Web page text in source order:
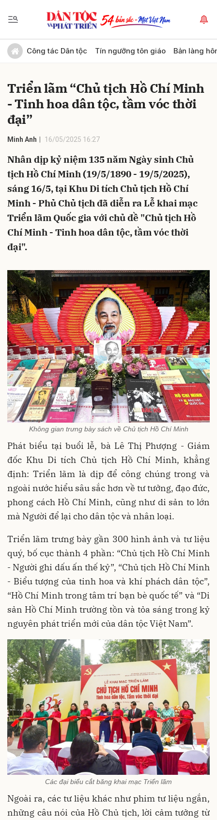
Công tác Dân tộc Tín ngưỡng tôn giáo Bản làng
Triển lãm “Chủ tịch Hồ Chí Minh
- Tinh hoa dân tộc, tầm vóc thời
đại”
Minh Anh 16/05/2025 16:27
Nhân dịp kỷ niệm 135 năm Ngày sinh Chủ
tịch Hồ Chí Minh (19/5/1890 - 19/5/2025),
sáng 16/5, tại Khu Di tích Chủ tịch Hồ Chí
Minh - Phủ Chủ tịch đã diễn ra Lễ khai mạc
Triển lãm Quốc gia với chủ đề "Chủ tịch Hồ
Chí Minh - Tinh hoa dân tộc, tầm vóc thời
đại".
Không gian trưng bày sách về Chủ tịch Hồ Chí Minh
Phát biểu tại buổi lễ, bà Lê Thị Phượng - Giám
đốc Khu Di tích Chủ tịch Hồ Chí Minh, khẳng
định: Triển lãm là dịp để công chúng trong và
ngoài nước hiểu sâu sắc hơn về tư tưởng, đạo đức,
phong cách Hồ Chí Minh, cũng như di sản to lớn
mà Người để lại cho dân tộc và nhân loại.
Triển lãm trưng bày gần 300 hình ảnh và tư liệu
quý, bố cục thành 4 phần: “Chủ tịch Hồ Chí Minh
- Người ghi dấu ấn thế kỷ”, “Chủ tịch Hồ Chí Minh
- Biểu tượng của tinh hoa và khí phách dân tộc”,
“Hồ Chí Minh trong tâm trí bạn bè quốc tế” và “Di
sản Hồ Chí Minh trường tồn và tỏa sáng trong kỷ
nguyên phát triển mới của dân tộc Việt Nam”.
Các đại biểu cắt băng khai mạc Triển lãm
Ngoài ra, các tư liệu khác như phim tư liệu ngắn,
những câu nói của Hồ Chủ tịch, lời cảm tưởng từ
Gửi bình luận